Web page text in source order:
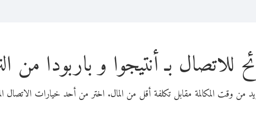
للاتصال بـ أنتيجوا و باربودا من